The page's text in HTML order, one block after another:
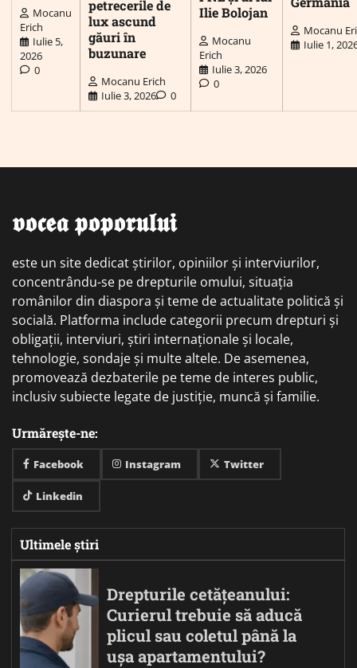
Mocanu
Erich
Iulie 5,
2026
0
petrecerile de
lux ascund
găuri în
buzunare
Mocanu Erich
Iulie 3, 2026
0
Ilie Bolojan
Mocanu
Erich
Iulie 3, 2026
0
Mocanu
Iulie 1,
𝖛𝖔𝖈𝖊𝖆 𝖕𝖔𝖕𝖔𝖗𝖚𝖑𝖚𝖎
este un site dedicat știrilor, opiniilor și interviurilor,
concentrându-se pe drepturile omului, situația
românilor din diaspora și teme de actualitate politică și
socială. Platforma include categorii precum drepturi și
obligații, interviuri, știri internaționale și locale,
tehnologie, sondaje și multe altele. De asemenea,
promovează dezbaterile pe teme de interes public,
inclusiv subiecte legate de justiție, muncă și familie.
Urmărește-ne:
Facebook Instagram Twitter
Linkedin
Ultimele știri
Drepturile cetățeanului:
Curierul trebuie să aducă
plicul sau coletul până la
ușa apartamentului?